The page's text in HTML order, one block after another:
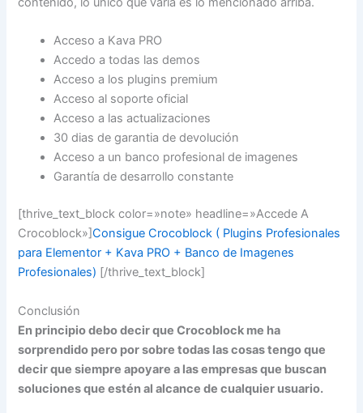
Acceso a Kava PRO
Accedo a todas las demos
Acceso a los plugins premium
Acceso al soporte oficial
Acceso a las actualizaciones
30 dias de garantia de devolución
Acceso a un banco profesional de imagenes
Garantía de desarrollo constante
[thrive_text_block color=»note» headline=»Accede A
Crocoblock»]Consigue Crocoblock ( Plugins Profesionales
para Elementor + Kava PRO + Banco de Imagenes
Profesionales) [/thrive_text_block]
Conclusión
En principio debo decir que Crocoblock me ha
sorprendido pero por sobre todas las cosas tengo que
decir que siempre apoyare a las empresas que buscan
soluciones que estén al alcance de cualquier usuario.